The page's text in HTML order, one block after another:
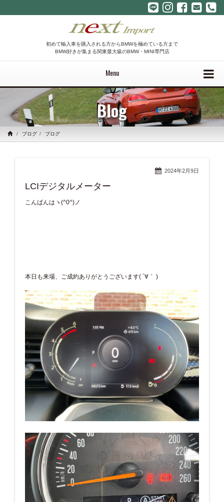
初めて輸入車を購入される方からBMWを極めている方まで
BMW好きが集まる関東最大級のBMW・MINI専門店
Menu
Blog
ブログ ブログ
2024年2月9日
LCIデジタルメーター
こんばんはヽ(^0^)ノ
本日も来場、ご成約ありがとうございます( ´∀｀ )